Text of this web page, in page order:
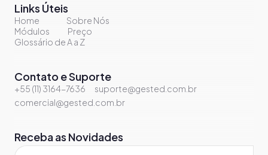
Receba as Novidades
Links Úteis
Home
Sobre Nós
Módulos
Preço
Glossário de A a Z
Contato e Suporte
+55 (11) 3164-7636
suporte@gested.com.br
comercial@gested.com.br